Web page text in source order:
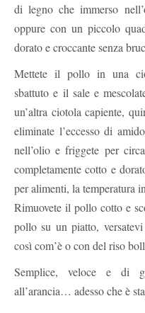
di legno che immerso
oppure con un piccolo
dorato e croccante senza
Mettete il pollo in una
sbattuto e il sale e
un’altra ciotola capiente,
eliminate l’eccesso di
nell’olio e friggete per
completamente cotto e
per alimenti, la temperatura
Rimuovete il pollo cotto e
pollo su un piatto,
così com’è o con del riso
Semplice, veloce e di
all’arancia… adesso che è